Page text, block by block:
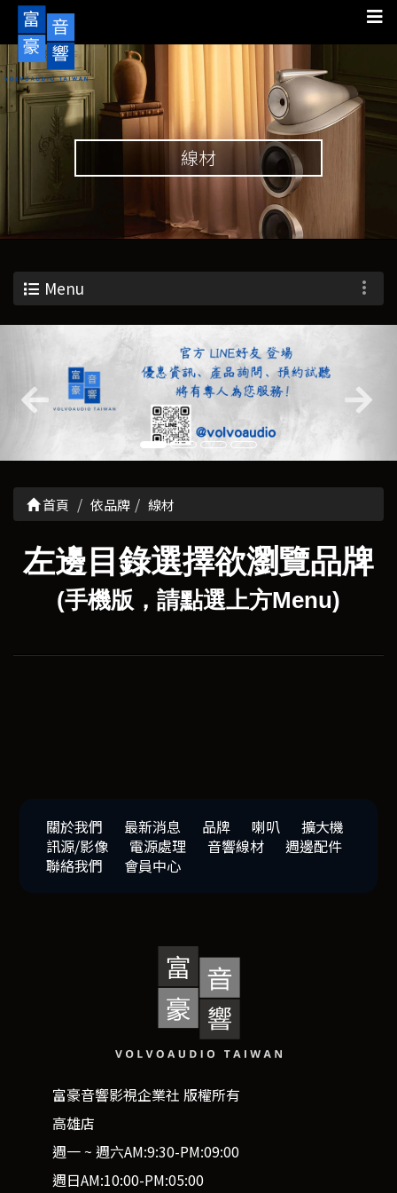
線材
Menu
首頁 依品牌 線材
左邊目錄選擇欲瀏覽品牌
(手機版，請點選上方Menu)
關於我們 最新消息 品牌 喇叭
擴大機
訊源/影像
電源處理 音響線材
週邊配件
聯絡我們
會員中心
富豪音響影視企業社 版權所有
高雄店
週一 ~ 週六AM:9:30-PM:09:00
週日AM:10:00-PM:05:00